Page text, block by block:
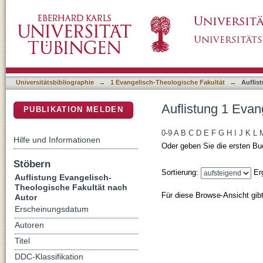
Universitätsbibliographie → 1 Evangelisch-Theologische Fakultät →
Auflistung 1
0-9 A B C D E F G H J K L
Oder geben Sie die ersten
Sortierung:
Für diese Browse-Ansicht
PUBLIKATION MELDEN
Hilfe und Informationen
Stöbern
Auflistung Evangelisch-
Theologische Fakultät nach
Autor
Erscheinungsdatum
Autoren
Titel
DDC-Klassifikation